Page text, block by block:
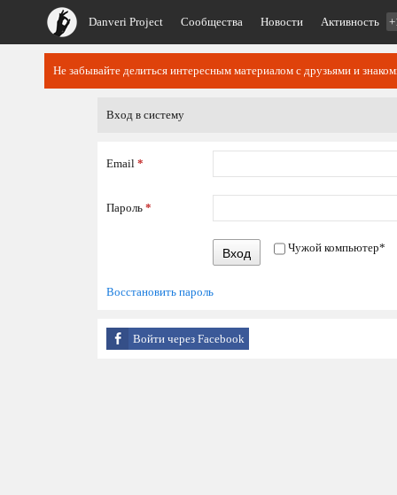
Danveri Project Сообщества Новости Активность
Не забывайте делиться интересным материалом с друзьями и
Вход в систему
Email *
Пароль *
Вход Чужой компьютер*
Восстановить пароль
Войти через Facebook